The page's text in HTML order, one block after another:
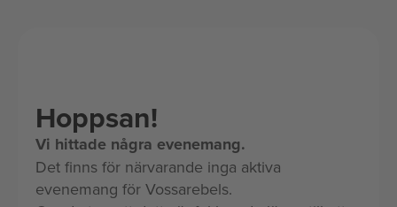
Hoppsan!
Vi hittade några evenemang.
Det finns för närvarande inga aktiva
evenemang för Vossarebels.